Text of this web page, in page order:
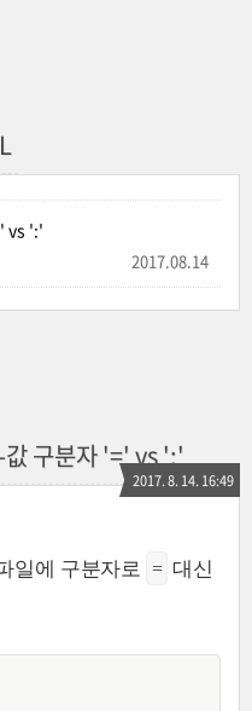
vs ':'
2017.08.14
구분자 '=' vs ':'
2017. 8. 14. 16:49
일에 구분자로 = 대신